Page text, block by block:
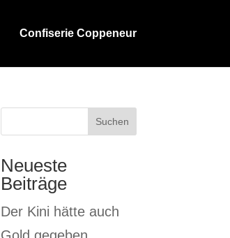
Confiserie Coppeneur
Suchen
Neueste
Beiträge
Der Kini hätte auch